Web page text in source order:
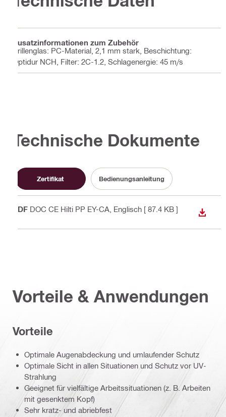
Zusatzinformationen zum Zubehör
Brillenglas: PC-Material, 2,1 mm stark, Beschichtung:
Optidur NCH, Filter: 2C-1.2, Schlagenergie: 45 m/s
Technische Dokumente
Zertifikat Bedienungsanleitung
PDF DOC CE Hilti PP EY-CA , Englisch [ 87.4 KB ]
Vorteile & Anwendungen
Vorteile
Optimale Augenabdeckung und umlaufender Schutz
Optimale Sicht in allen Situationen und Schutz vor UV-
Strahlung
Geeignet für vielfältige Arbeitssituationen (z. B. Arbeiten
mit gesenktem Kopf)
Sehr kratz- und abriebfest